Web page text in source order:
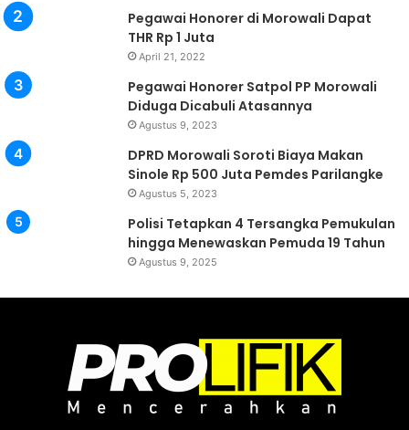
Pegawai Honorer di Morowali Dapat
THR Rp 1 Juta
April 21, 2022
Pegawai Honorer Satpol PP Morowali
Diduga Dicabuli Atasannya
Agustus 9, 2023
DPRD Morowali Soroti Biaya Makan
Sinole Rp 500 Juta Pemdes Parilangke
Agustus 5, 2023
Polisi Tetapkan 4 Tersangka Pemukulan
hingga Menewaskan Pemuda 19 Tahun
Agustus 9, 2025